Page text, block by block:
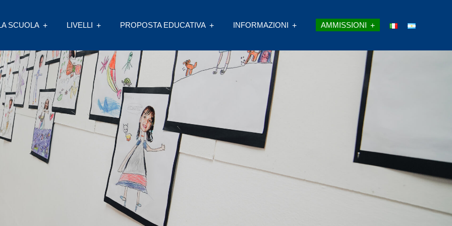
SCUOLA LIVELLI PROPOSTA EDUCATIVA INFORMAZIONI AMMISSIONI